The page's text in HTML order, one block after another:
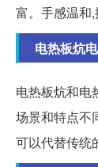
富。手感温和,
电热板炕
电热板炕和电
场景和特点不
可以代替传统